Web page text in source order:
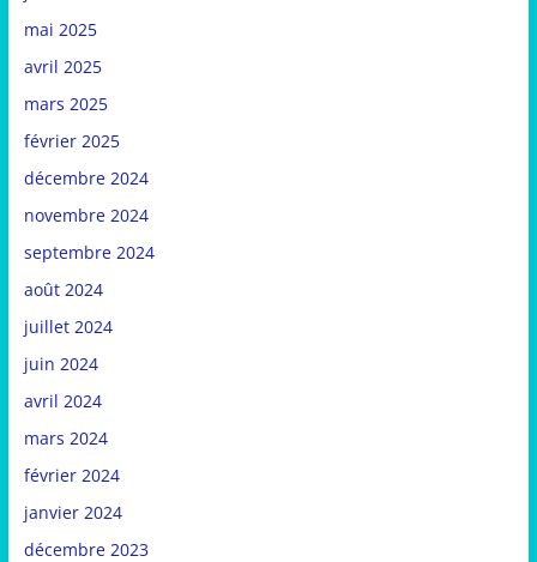
mai 2025
avril 2025
mars 2025
février 2025
décembre 2024
novembre 2024
septembre 2024
août 2024
juillet 2024
juin 2024
avril 2024
mars 2024
février 2024
janvier 2024
décembre 2023